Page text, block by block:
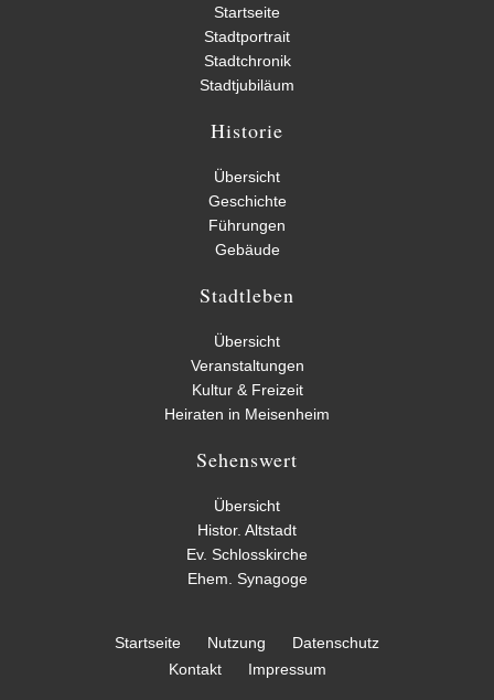
Startseite
Stadtportrait
Stadtchronik
Stadtjubiläum
Historie
Übersicht
Geschichte
Führungen
Gebäude
Stadtleben
Übersicht
Veranstaltungen
Kultur & Freizeit
Heiraten in Meisenheim
Sehenswert
Übersicht
Histor. Altstadt
Ev. Schlosskirche
Ehem. Synagoge
Startseite Nutzung
Datenschutz
Kontakt
Impressum